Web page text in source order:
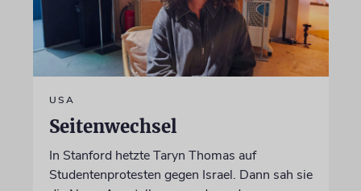
USA
Seitenwechsel
In Stanford hetzte Taryn Thomas auf
Studentenprotesten gegen Israel. Dann sah sie